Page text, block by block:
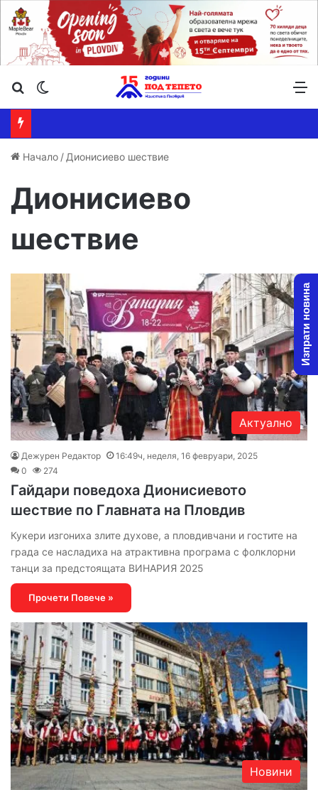
Търсене ...
Начало / Дионисиево шествие
Дионисиево
шествие
Актуално
Дежурен Редактор
16:49ч, неделя, 16 февруари, 2025
0
274
Гайдари поведоха Дионисиевото
шествие по Главната на Пловдив
Кукери изгониха злите духове, а пловдивчани и гостите на
града се насладиха на атрактивна програма с фолклорни
танци за предстоящата ВИНАРИЯ 2025
Прочети Повече »
Новини
Изпрати новина